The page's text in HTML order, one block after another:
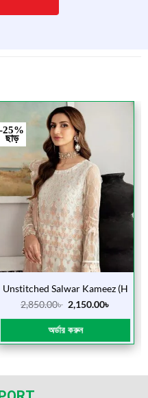
-25%
ছাড়
Unstitched Salwar Kameez (H
Sada Seq)
2,850.00৳ 2,150.00৳
অর্ডার করুন